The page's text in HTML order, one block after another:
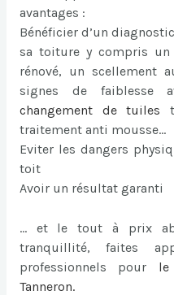
avantages :
Bénéficier d’un
sa toiture y compris un
rénové, un scellement
signes de faiblesse
changement de tuiles
traitement anti mousse…
Eviter les dangers
toit
Avoir un résultat garanti
… et le tout à prix
tranquillité, faites
professionnels pour le
Tanneron.